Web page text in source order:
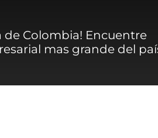
de Colombia! Encuentre
mas grande del